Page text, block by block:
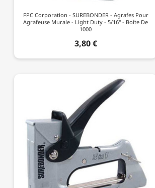
FPC Corporation - SUREBONDER - Agrafes Pour
Agrafeuse Murale - Light Duty - 5/16" - Boîte De
1000
3,80 €